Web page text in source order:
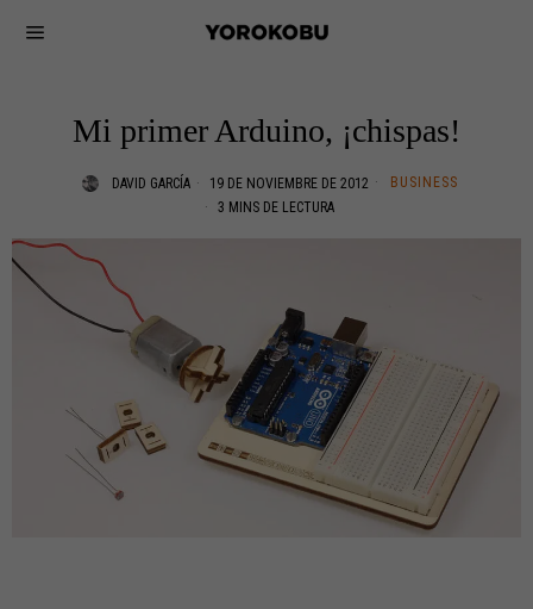
Mi primer Arduino, ¡chispas!
DAVID GARCÍA 19 DE NOVIEMBRE DE 2012
BUSINESS
3 MINS DE LECTURA